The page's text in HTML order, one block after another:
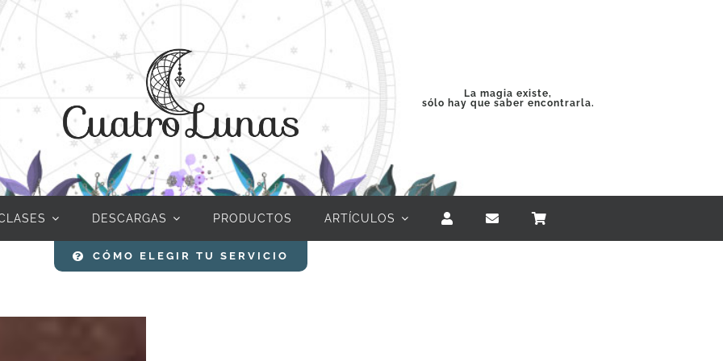
La magia existe,
sólo hay que saber encontrarla.
DESCARGAS PRODUCTOS ARTÍCULOS
CÓMO ELEGIR TU SERVICIO